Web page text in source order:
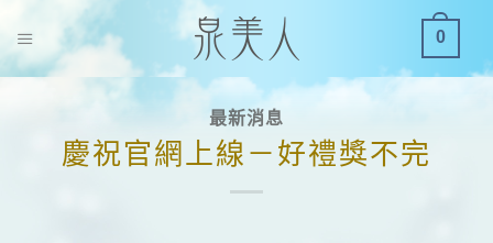
0
最新消息
慶祝官網上線－好禮獎不完